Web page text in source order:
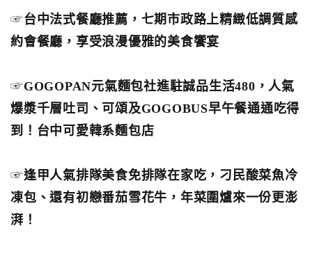
☞台中法式餐廳推薦，七期市政路上精緻低調質感
約會餐廳，享受浪漫優雅的美食饗宴
☞GOGOPAN元氣麵包社進駐誠品生活480，人氣
爆漿千層吐司、可頌及GOGOBUS早午餐通通吃得
到！台中可愛韓系麵包店
☞逢甲人氣排隊美食免排隊在家吃，刁民酸菜魚冷
凍包、還有初戀番茄雪花牛，年菜圍爐來一份更澎
湃！